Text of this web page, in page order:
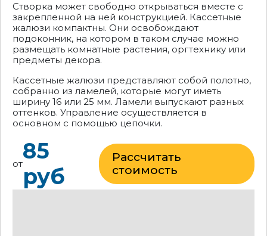
Створка может свободно открываться вместе с
закрепленной на ней конструкцией. Кассетные
жалюзи компактны. Они освобождают
подоконник, на котором в таком случае можно
размещать комнатные растения, оргтехнику или
предметы декора.
Кассетные жалюзи представляют собой полотно,
собранно из ламелей, которые могут иметь
ширину 16 или 25 мм. Ламели выпускают разных
оттенков. Управление осуществляется в
основном с помощью цепочки.
от85
руб
Рассчитать
стоимость